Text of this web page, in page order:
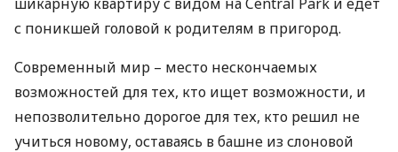
с поникшей головой к родителям в пригород.
Современный мир – место нескончаемых
возможностей для тех, кто ищет возможности, и
непозволительно дорогое для тех, кто решил не
учиться новому, оставаясь в башне из слоновой